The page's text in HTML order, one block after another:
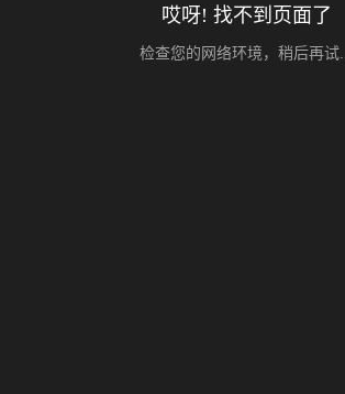
哎呀! 找不到页面了
检查您的网络环境，稍后再试...